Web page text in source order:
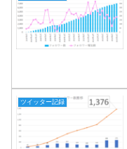
ツイッター記録